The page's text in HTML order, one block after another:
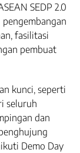
SEDP 2.0
fasilitasi
pembuat
kunci, seperti
seluruh
dan
Demo Day